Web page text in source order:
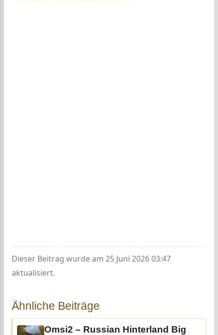
Dieser Beitrag wurde am 25 Juni 2026 03:47
aktualisiert.
Ähnliche Beiträge
Omsi2 – Russian Hinterland Big